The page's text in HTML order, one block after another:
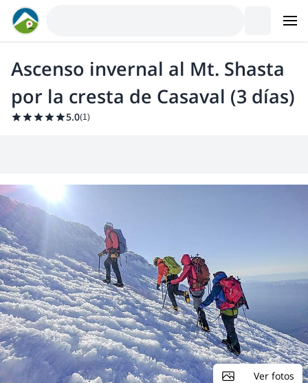
Ascenso invernal al Mt. Shasta
por la cresta de Casaval (3 días)
5.0(1)
Ver fotos